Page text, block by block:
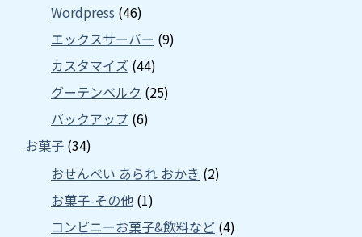
Wordpress (46)
エックスサーバー (9)
カスタマイズ (44)
グーテンベルク (25)
バックアップ (6)
お菓子 (34)
おせんべい あられ おかき (2)
お菓子-その他 (1)
コンビニーお菓子&飲料など (4)